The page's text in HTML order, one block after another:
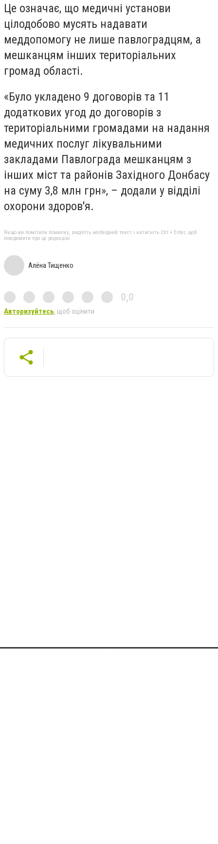
Це означає, що медичні установи
цілодобово мусять надавати
меддопомогу не лише павлоградцям, а
мешканцям інших територіальних
громад області.
«Було укладено 9 договорів та 11
додаткових угод до договорів з
територіальними громадами на надання
медичних послуг лікувальними
закладами Павлограда мешканцям з
інших міст та районів Західного Донбасу
на суму 3,8 млн грн», – додали у відділі
охорони здоров'я.
Якщо ви помітили помилку, виділіть необхідний текст і натисніть Ctrl + Enter, щоб
повідомити про це редакцію
Алёна Тищенко
0,0
Авторизуйтесь, щоб оцінити